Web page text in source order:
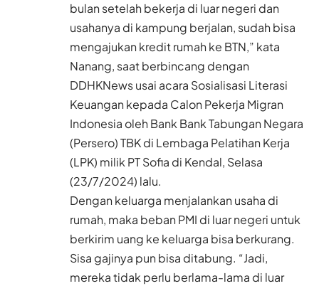
bulan setelah bekerja di luar negeri dan
usahanya di kampung berjalan, sudah bisa
mengajukan kredit rumah ke BTN,” kata
Nanang, saat berbincang dengan
DDHKNews usai acara Sosialisasi Literasi
Keuangan kepada Calon Pekerja Migran
Indonesia oleh Bank Bank Tabungan Negara
(Persero) TBK di Lembaga Pelatihan Kerja
(LPK) milik PT Sofia di Kendal, Selasa
(23/7/2024) lalu.
Dengan keluarga menjalankan usaha di
rumah, maka beban PMI di luar negeri untuk
berkirim uang ke keluarga bisa berkurang.
Sisa gajinya pun bisa ditabung. “Jadi,
mereka tidak perlu berlama-lama di luar